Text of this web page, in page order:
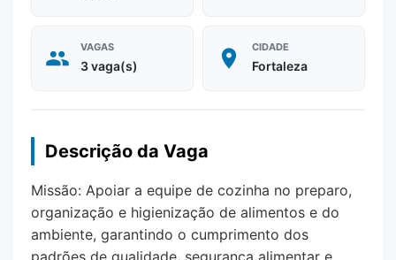
VAGAS
3 vaga(s)
CIDADE
Fortaleza
Descrição da Vaga
Missão: Apoiar a equipe de cozinha no preparo,
organização e higienização de alimentos e do
ambiente, garantindo o cumprimento dos
padrões de qualidade, segurança alimentar e